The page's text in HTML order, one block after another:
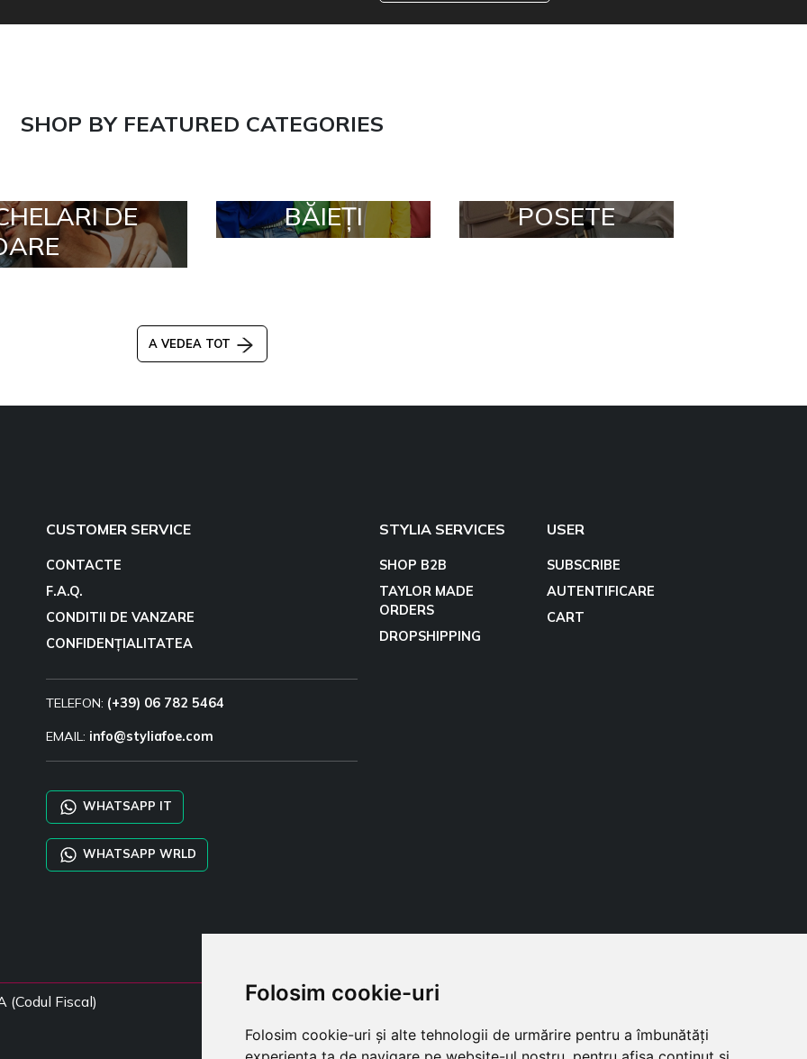
Folosim cookie-uri
Folosim cookie-uri și alte tehnologii de urmărire pentru a îmbunătăți
SHOP BY FEATURED CATEGORIES
DE
BĂIEȚI POSETE
A VEDEA TOT
CUSTOMER SERVICE
CONTACTE
F.A.Q.
CONDITII DE VANZARE
CONFIDENȚIALITATEA
TELEFON: (+39) 06 782 5464
EMAIL: info@styliafoe.com
WHATSAPP IT
WHATSAPP WRLD
STYLIA SERVICES
SHOP B2B
TAYLOR MADE
ORDERS
DROPSHIPPING
USER
SUBSCRIBE
AUTENTIFICARE
CART
Fiscal)